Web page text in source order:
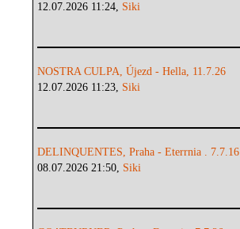
12.07.2026 11:24, Siki
NOSTRA CULPA, Újezd - Hella, 11.7.26
12.07.2026 11:23, Siki
DELINQUENTES, Praha - Eterrnia . 7.7.16
08.07.2026 21:50, Siki